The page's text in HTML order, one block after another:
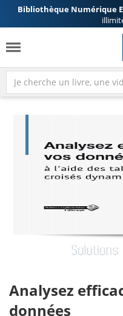
Bibliothèque Numérique
Analysez
données